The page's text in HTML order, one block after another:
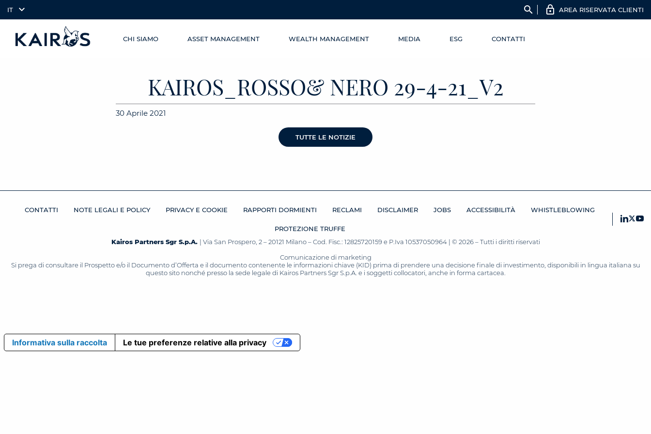
IT search AREA RISERVATA CLIENTI
CHI SIAMO ASSET MANAGEMENT WEALTH MANAGEMENT MEDIA ESG CONTATTI
KAIROS_ROSSO& NERO 29-4-21_V2
30 Aprile 2021
TUTTE LE NOTIZIE
CONTATTI NOTE LEGALI E POLICY PRIVACY E COOKIE RAPPORTI DORMIENTI RECLAMI DISCLAIMER JOBS ACCESSIBILITÀ WHISTLEBLOWING
PROTEZIONE TRUFFE
Kairos Partners Sgr S.p.A. | Via San Prospero, 2 – 20121 Milano – Cod. Fisc.: 12825720159 e P.Iva 10537050964 | © 2026 – Tutti i diritti riservati
Comunicazione di marketing
Si prega di consultare il Prospetto e/o il Documento d’Offerta e il documento contenente le informazioni chiave (KID) prima di prendere una decisione finale di investimento, disponibili in lingua italiana su
questo sito nonché presso la sede legale di Kairos Partners Sgr S.p.A. e i soggetti collocatori, anche in forma cartacea.
Informativa sulla raccolta Le tue preferenze relative alla privacy